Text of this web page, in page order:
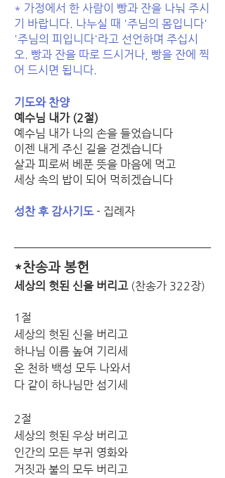
* 가정에서 한 사람이 빵과 잔을 나눠 주시
기 바랍니다. 나누실 때 '주님의 몸입니다'
'주님의 피입니다'라고 선언하며 주십시
오. 빵과 잔을 따로 드시거나, 빵을 잔에 찍
어 드시면 됩니다.
기도와 찬양
예수님 내가 (2절)
예수님 내가 나의 손을 들었습니다
이젠 내게 주신 길을 걷겠습니다
살과 피로써 베푼 뜻을 마음에 먹고
세상 속의 밥이 되어 먹히겠습니다
성찬 후 감사기도 - 집례자
*찬송과 봉헌
세상의 헛된 신을 버리고 (찬송가 322장)
1절
세상의 헛된 신을 버리고
하나님 이름 높여 기리세
온 천하 백성 모두 나와서
다 같이 하나님만 섬기세
2절
세상의 헛된 우상 버리고
인간의 모든 부귀 영화와
거짓과 불의 모두 버리고